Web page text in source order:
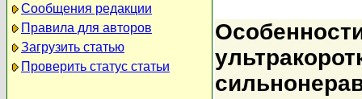
Сообщения редакции
Правила для авторов
Загрузить статью
Проверить статус статьи